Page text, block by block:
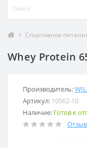
Спортивное
Whey Protein
Производитель:
Артикул: 10562-10
Наличие: Готов к